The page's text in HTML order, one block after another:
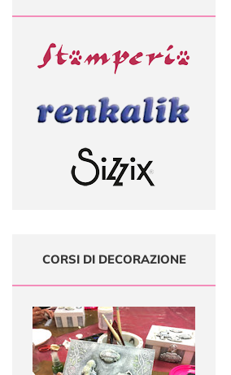
CORSI DI DECORAZIONE